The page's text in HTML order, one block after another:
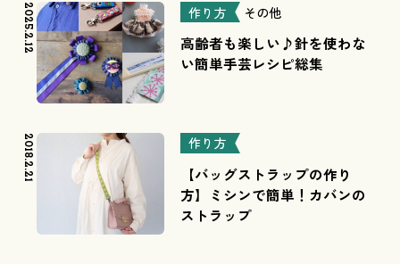
2025.2.12 作り方 その他
高齢者も楽しい♪針を使わな
い簡単手芸レシピ総集
2018.2.21 作り方
【バッグストラップの作り
方】ミシンで簡単！カバンの
ストラップ